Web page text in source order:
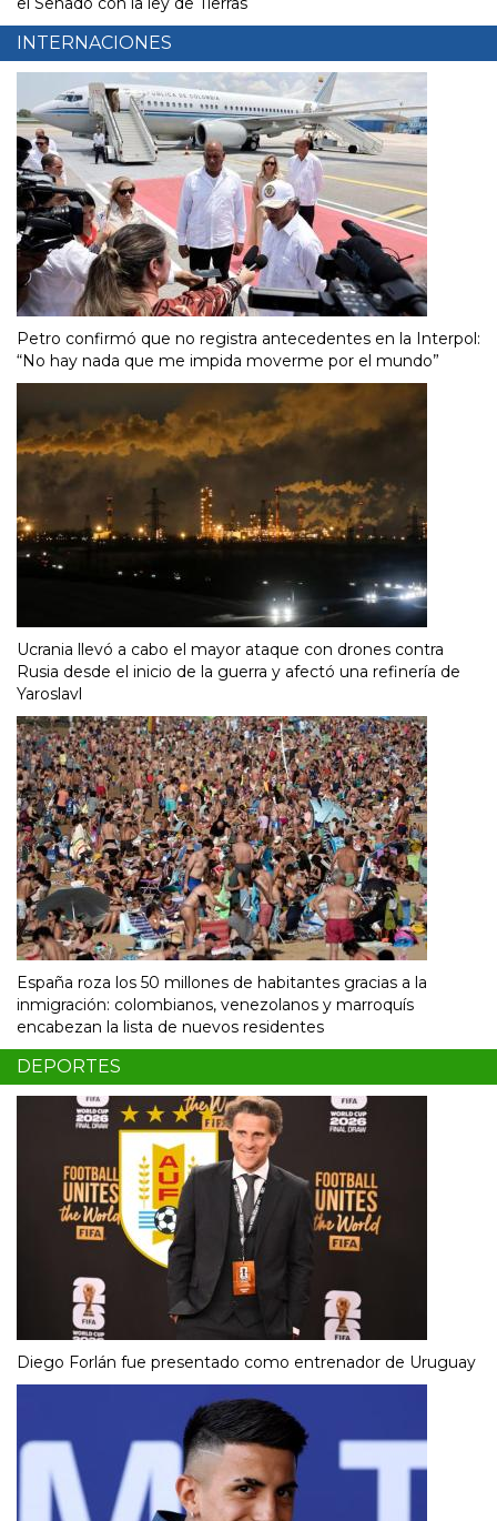
INTERNACIONES
Petro confirmó que no registra antecedentes en la Interpol:
“No hay nada que me impida moverme por el mundo”
Ucrania llevó a cabo el mayor ataque con drones contra
Rusia desde el inicio de la guerra y afectó una refinería de
Yaroslavl
España roza los 50 millones de habitantes gracias a la
inmigración: colombianos, venezolanos y marroquís
encabezan la lista de nuevos residentes
DEPORTES
Diego Forlán fue presentado como entrenador de Uruguay